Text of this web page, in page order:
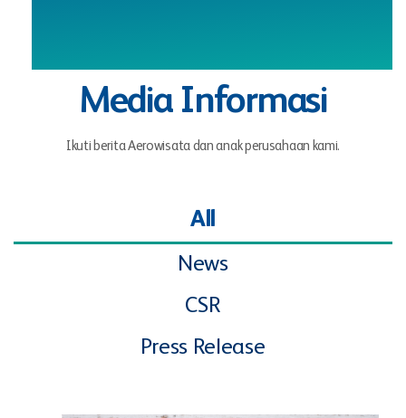
Media Informasi
Ikuti berita Aerowisata dan anak perusahaan kami.
All
News
CSR
Press Release